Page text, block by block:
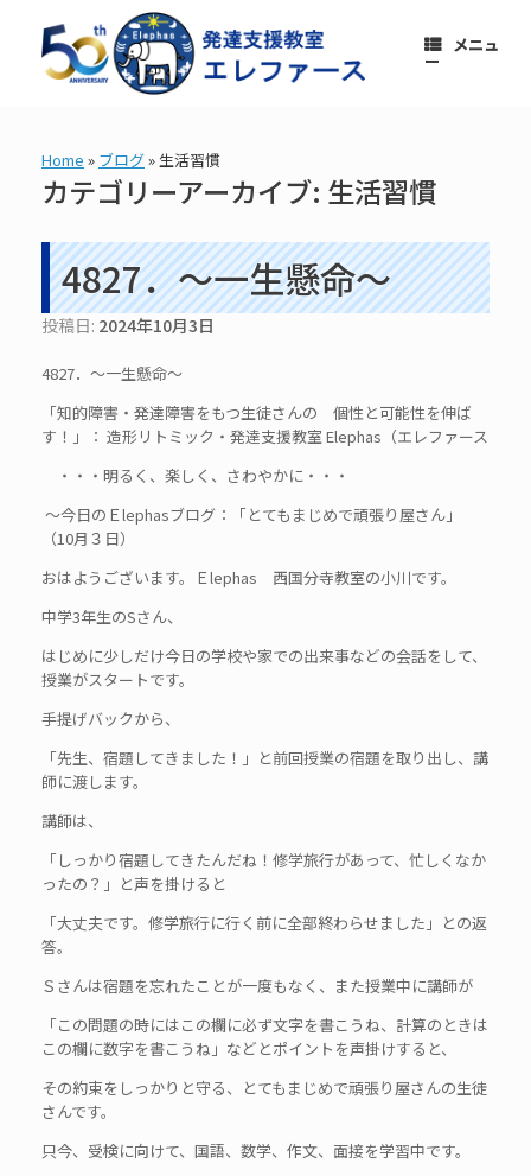
メニュ
ー
Home » ブログ»生活習慣
カテゴリーアーカイブ: 生活習慣
4827．～一生懸命～
投稿日: 2024年10月3日
4827．～一生懸命～
「知的障害・発達障害をもつ生徒さんの 個性と可能性を伸ば
す！」： 造形リトミック・発達支援教室 Elephas（エレファース
・・・明るく、楽しく、さわやかに・・・
～今日のＥlephasブログ：「とてもまじめで頑張り屋さん」
（10月３日）
おはようございます。Ｅlephas 西国分寺教室の小川です。
中学3年生のSさん、
はじめに少しだけ今日の学校や家での出来事などの会話をして、
授業がスタートです。
手提げバックから、
「先生、宿題してきました！」と前回授業の宿題を取り出し、講
師に渡します。
講師は、
「しっかり宿題してきたんだね！修学旅行があって、忙しくなか
ったの？」と声を掛けると
「大丈夫です。修学旅行に行く前に全部終わらせました」との返
答。
Ｓさんは宿題を忘れたことが一度もなく、また授業中に講師が
「この問題の時にはこの欄に必ず文字を書こうね、計算のときは
この欄に数字を書こうね」などとポイントを声掛けすると、
その約束をしっかりと守る、とてもまじめで頑張り屋さんの生徒
さんです。
只今、受検に向けて、国語、数学、作文、面接を学習中です。